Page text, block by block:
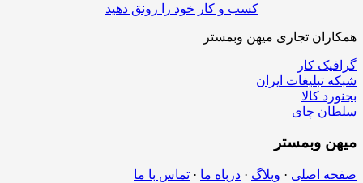
کسب و کار خود را رونق دهید
همکاران تجاری میهن وبمستر
گرافیک کار
شبکه تبلیغات ایران
بجنورد کالا
سلطان چای
میهن وبمستر
صفحه اصلی · وبلاگ · درباه ما · تماس با ما